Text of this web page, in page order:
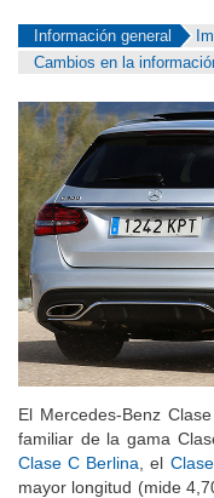
Información general
Cambios en la
El Mercedes-Benz
familiar de la gama
Clase C Berlina , el
mayor longitud (mide